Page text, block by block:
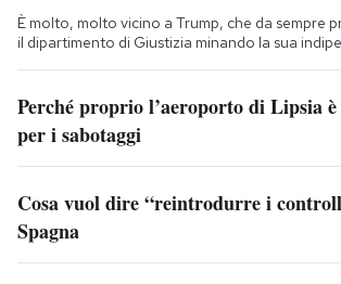
È molto, molto vicino a Trump, che da sempre
il dipartimento di Giustizia minando la sua
Perché proprio l’aeroporto di Lipsia
per i sabotaggi
Cosa vuol dire “reintrodurre i
Spagna